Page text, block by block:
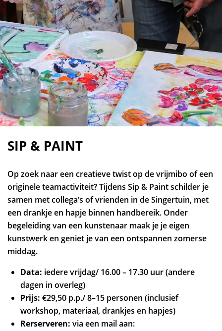
SIP & PAINT
Op zoek naar een creatieve twist op de vrijmibo of een
originele teamactiviteit? Tijdens Sip & Paint schilder je
samen met collega’s of vrienden in de Singertuin, met
een drankje en hapje binnen handbereik. Onder
begeleiding van een kunstenaar maak je je eigen
kunstwerk en geniet je van een ontspannen zomerse
middag.
Data: iedere vrijdag/ 16.00 – 17.30 uur (andere
dagen in overleg)
Prijs: €29,50 p.p./ 8–15 personen (inclusief
workshop, materiaal, drankjes en hapjes)
Rerserveren: via een mail aan: